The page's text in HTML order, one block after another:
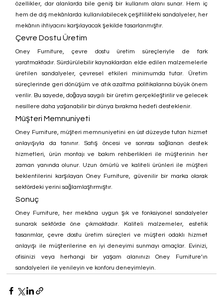
özellikler, dar alanlarda bile geniş bir kullanım alanı sunar. Hem iç
hem de dış mekânlarda kullanılabilecek çeşitlilikteki sandalyeler, her
mekânın ihtiyacını karşılayacak şekilde tasarlanmıştır.
Çevre Dostu Üretim
Oney Furniture, çevre dostu üretim süreçleriyle de fark
yaratmaktadır. Sürdürülebilir kaynaklardan elde edilen malzemelerle
üretilen sandalyeler, çevresel etkileri minimumda tutar. Üretim
süreçlerinde geri dönüşüm ve atık azaltma politikalarına büyük önem
verilir. Bu sayede, doğaya saygılı bir üretim gerçekleştirilir ve gelecek
nesillere daha yaşanabilir bir dünya bırakma hedefi desteklenir.
Müşteri Memnuniyeti
Oney Furniture, müşteri memnuniyetini en üst düzeyde tutan hizmet
anlayışıyla da tanınır. Satış öncesi ve sonrası sağlanan destek
hizmetleri, ürün montajı ve bakım rehberlikleri ile müşterinin her
zaman yanında olunur. Uzun ömürlü ve kaliteli ürünleri ile müşteri
beklentilerini karşılayan Oney Furniture, güvenilir bir marka olarak
sektördeki yerini sağlamlaştırmıştır.
Sonuç
Oney Furniture, her mekâna uygun şık ve fonksiyonel sandalyeler
sunarak sektörde öne çıkmaktadır. Kaliteli malzemeler, estetik
tasarımlar, çevre dostu üretim süreçleri ve müşteri odaklı hizmet
anlayışı ile müşterilerine en iyi deneyimi sunmayı amaçlar. Evinizi,
ofisinizi veya herhangi bir yaşam alanınızı Oney Furniture’ın
sandalyeleri ile yenileyin ve konforu deneyimleyin.